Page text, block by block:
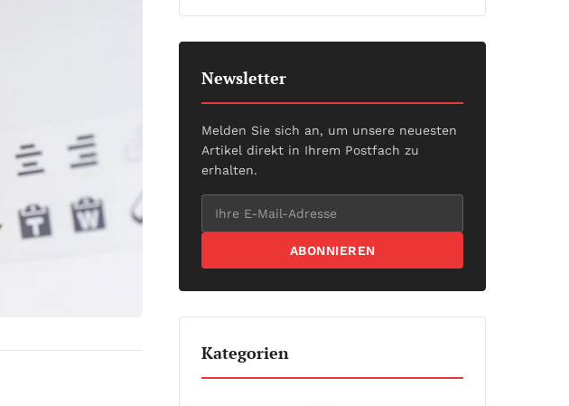
Newsletter
Melden Sie sich an, um unsere neuesten
Artikel direkt in Ihrem Postfach zu
erhalten.
ABONNIEREN
Kategorien